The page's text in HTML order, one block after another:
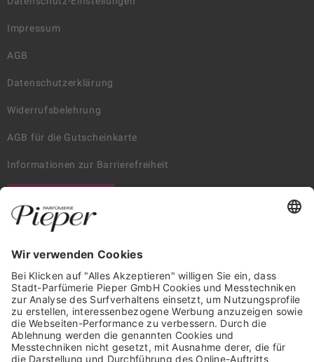
Impressum
AGB
Datenschutzerklärung
Widerrufsbelehrung
AGB für die Gutscheinkarte
Informationen zur Barrierefreiheit
Trusted Shops Mitglied seit 2010